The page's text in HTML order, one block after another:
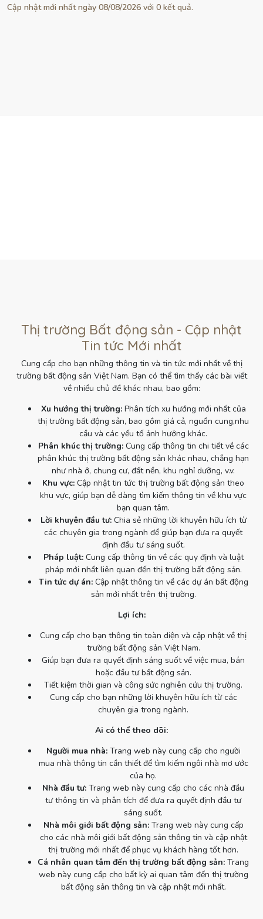
Cập nhật mới nhất ngày 08/08/2026 với 0 kết quả.
Thị trường Bất động sản - Cập nhật
Tin tức Mới nhất
Cung cấp cho bạn những thông tin và tin tức mới nhất về thị
trường bất động sản Việt Nam. Bạn có thể tìm thấy các bài viết
về nhiều chủ đề khác nhau, bao gồm:
Xu hướng thị trường:Phân tích xu hướng mới nhất của
thị trường bất động sản, bao gồm giá cả, nguồn cung,nhu
cầu và các yếu tố ảnh hưởng khác.
Phân khúc thị trường:Cung cấp thông tin chi tiết về các
phân khúc thị trường bất động sản khác nhau, chẳng hạn
như nhà ở, chung cư, đất nền, khu nghỉ dưỡng, v.v.
Khu vực: Cập nhật tin tức thị trường bất động sản theo
khu vực, giúp bạn dễ dàng tìm kiếm thông tin về khu vực
bạn quan tâm.
Lời khuyên đầu tư:Chia sẻ những lời khuyên hữu ích từ
các chuyên gia trong ngành để giúp bạn đưa ra quyết
định đầu tư sáng suốt.
Pháp luật:Cung cấp thông tin về các quy định và luật
pháp mới nhất liên quan đến thị trường bất động sản.
Tin tức dự án:Cập nhật thông tin về các dự án bất động
sản mới nhất trên thị trường.
Lợi ích:
Cung cấp cho bạn thông tin toàn diện và cập nhật về thị
trường bất động sản Việt Nam.
Giúp bạn đưa ra quyết định sáng suốt về việc mua, bán
hoặc đầu tư bất động sản.
Tiết kiệm thời gian và công sức nghiên cứu thị trường.
Cung cấp cho bạn những lời khuyên hữu ích từ các
chuyên gia trong ngành.
Ai có thể theo dõi:
Người mua nhà:Trang web này cung cấp cho người
mua nhà thông tin cần thiết để tìm kiếm ngôi nhà mơ ước
của họ.
Nhà đầu tư: Trang web này cung cấp cho các nhà đầu
tư thông tin và phân tích để đưa ra quyết định đầu tư
sáng suốt.
Nhà môi giới bất động sản:Trang web này cung cấp
cho các nhà môi giới bất động sản thông tin và cập nhật
thị trường mới nhất để phục vụ khách hàng tốt hơn.
Cá nhân quan tâm đến thị trường bất động sản: Trang
web này cung cấp cho bất kỳ ai quan tâm đến thị trường
bất động sản thông tin và cập nhật mới nhất.